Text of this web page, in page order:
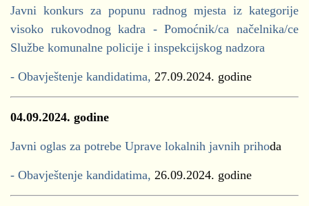
Javni konkurs za popunu radnog mjesta iz kategorije
visoko rukovodnog kadra - Pomoćnik/ca načelnika/ce
Službe komunalne policije i inspekcijskog nadzora
- Obavještenje kandidatima, 27.09.2024. godine
04.09.2024. godine
Javni oglas za potrebe Uprave lokalnih javnih prihoda
- Obavještenje kandidatima, 26.09.2024. godine